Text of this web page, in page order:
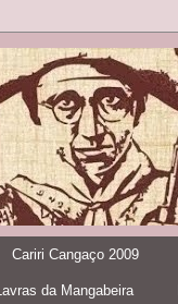
Cariri Cangaço 2009
da Mangabeira